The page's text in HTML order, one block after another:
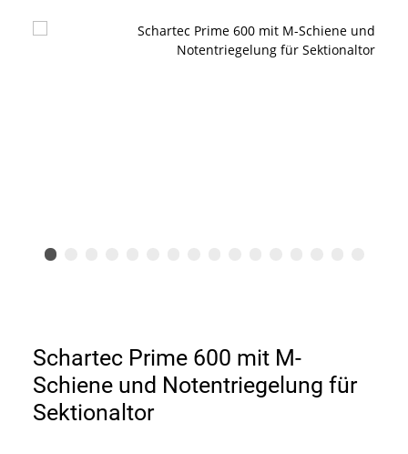
Schartec Prime 600 mit M-
Schiene und Notentriegelung für
Sektionaltor